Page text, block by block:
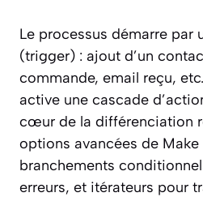
Le processus démarre par
(trigger) : ajout d’un
commande, email reçu,
active une cascade
cœur de la différenciation
options avancées de
branchements
erreurs, et itérateurs pour